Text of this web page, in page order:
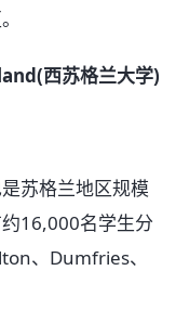
西苏格兰大学)
苏格兰地区规模
16,000名学生分
、Dumfries、